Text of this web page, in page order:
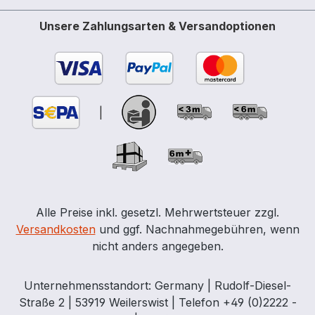
technischer Flüssigkeiten aufzunehmen.
Cemsorb-Bindemittel »Öl« blau Cemsorb-
Bindemittel »Öl« wurde entwickelt um Öl
und Öl-Derivate sicher aufzunehmen.
Cemsorb Öl sind hydrophob, sie nehmen
kein Wasser auf. Ausführung: Perforiert in
Abmessung: 40 x 50 cm Fläche: 20 m²/
VE Verkaufseinheit: 100 Tücher / Karton
Unsere Zahlungsarten & Versandoptionen
Alle Preise inkl. gesetzl. Mehrwertsteuer zzgl.
Versandkostenund ggf. Nachnahmegebühren, wenn
nicht anders angegeben.
Unternehmensstandort: Germany | Rudolf-Diesel-
Straße 2 | 53919 Weilerswist | Telefon +49 (0)2222 -